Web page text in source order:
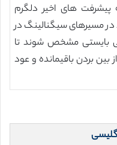
های اخیر دلگرم
مسیرهای سیگنالینگ در
بایستی مشخص شوند تا
بردن باقیمانده و عود